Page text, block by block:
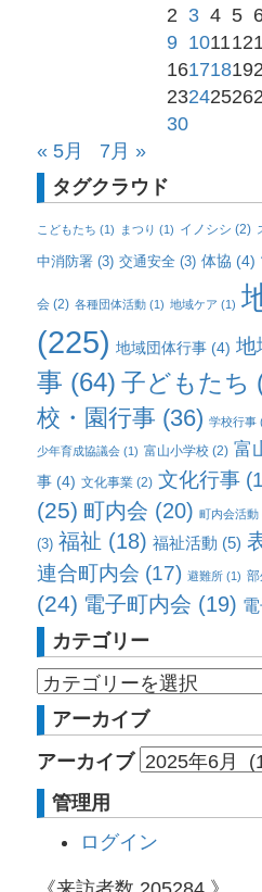
2 3 4 5
9 101112
16171819
23242526
30
« 5月
7月 »
タグクラウド
こどもたち (1) まつり (1) イノシシ (2)
中消防署(3) 交通安全(3) 体協 (4)
会(2) 各種団体活動(1) 地域ケア (1)
(225) 地域団体行事(4) 地
事 (64) 子どもたち
校・園行事 (36) 学校行事
少年育成協議会(1) 富山小学校(2) 富
事(4) 文化事業(2) 文化行事
(25) 町内会 (20) 町内会活動
(3) 福祉 (18) 福祉活動 (5)
連合町内会 (17) 避難所(1)
(24) 電子町内会 (19)
カテゴリー
アーカイブ
アーカイブ
管理用
ログイン